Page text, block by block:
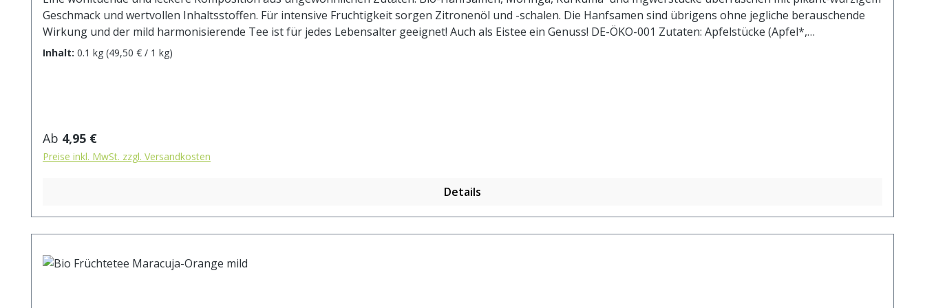
Geschmack und wertvollen Inhaltsstoffen. Für intensive Fruchtigkeit sorgen Zitronenöl und -schalen. Die Hanfsamen sind übrigens ohne jegliche berauschende
Wirkung und der mild harmonisierende Tee ist für jedes Lebensalter geeignet! Auch als Eistee ein Genuss! DE-ÖKO-001 Zutaten: Apfelstücke (Apfel*,
Säuerungsmittel: Zitronensäure), Karottenstücke*, Kurkuma*, Ingwerstücke*, Lemongras*, Moringablätter*, Hanfsamen* (4%), Zitronenöl* (3,5%),
Zitronenschalen* (2%), Ringelblumenblüten*. aus kontrolliert biologischem Anbau. Zubereitung: ca. 20g Tee mit 1 l. kochendem Wasser aufgiessen. Ziehzeit:
Inhalt: 0.1 kg (49,50 € / 1 kg)
Regulärer Preis:
Ab 4,95 €
Preise inkl. MwSt. zzgl. Versandkosten
Details